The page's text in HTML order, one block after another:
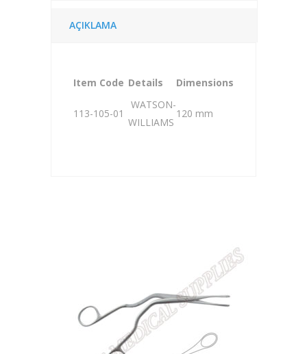
AÇIKLAMA
Item Code Details Dimensions
113-105-01
WATSON-
WILLIAMS
120 mm